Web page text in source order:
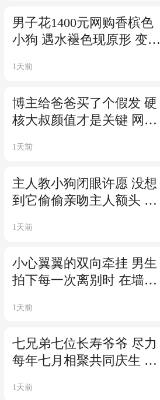
男子花1400元网购香槟色
小狗 遇水褪色现原形 变纯
1天前
博主给爸爸买了个假发 硬
核大叔颜值才是关键 网
是帅哥
1天前
主人教小狗闭眼许愿 没想
到它偷偷亲吻主人额头 小
1天前
小心翼翼的双向牵挂 男生
拍下每一次离别时 在墙角
1天前
七兄弟七位长寿爷爷 尽力
每年七月相聚共同庆生 这
1天前